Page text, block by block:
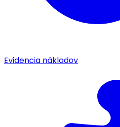
Evidencia nákladov